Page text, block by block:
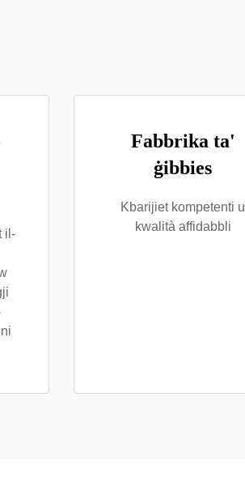
il-
Fabbrika ta'
ġibbies
Kbarijiet kompetenti u
kwalità affidabbli